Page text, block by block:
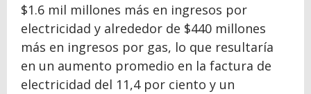
$1.6 mil millones más en ingresos por
electricidad y alrededor de $440 millones
más en ingresos por gas, lo que resultaría
en un aumento promedio en la factura de
electricidad del 11,4 por ciento y un